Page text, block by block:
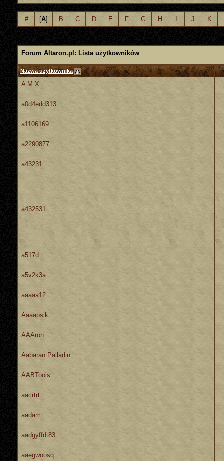
# [A] B C D E F G H J K
Forum Altaron.pl: Lista użytkowników
Nazwa użytkownika
A M X
a0d4edd313
a1106169
a2290877
a43231
a432531
a517d
a5v2k3a
aaaaa12
Aaaapsik
AAAron
Aabaran Palladin
AABTools
aacrtrt
aadam
aadgyffdt83
aaegwoosq